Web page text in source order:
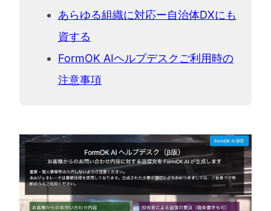
あらゆる組織に対応ー自治体DXにも
資する
FormOK AIヘルプデスクご利用時の
注意事項